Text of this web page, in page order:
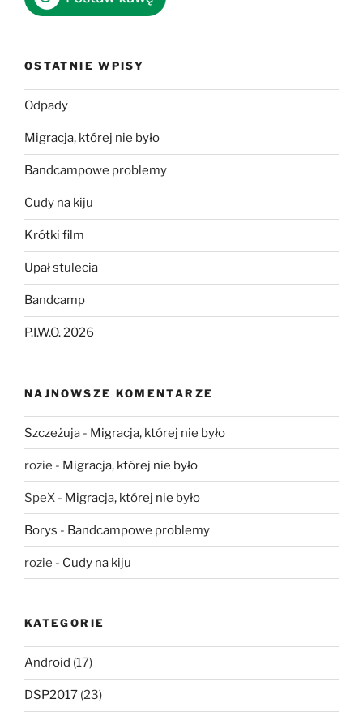
OSTATNIE WPISY
Odpady
Migracja, której nie było
Bandcampowe problemy
Cudy na kiju
Krótki film
Upał stulecia
Bandcamp
P.I.W.O. 2026
NAJNOWSZE KOMENTARZE
Szczeżuja - Migracja, której nie było
rozie - Migracja, której nie było
SpeX - Migracja, której nie było
Borys - Bandcampowe problemy
rozie - Cudy na kiju
KATEGORIE
Android (17)
DSP2017 (23)